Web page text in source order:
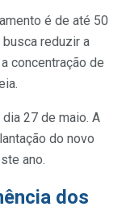
é de até 50
reduzir a
concentração de
27 de maio. A
do novo
ano.
dos